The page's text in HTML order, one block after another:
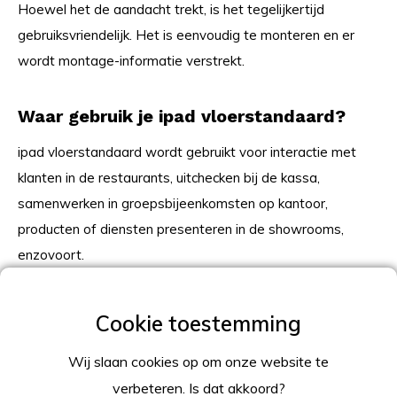
Hoewel het de aandacht trekt, is het tegelijkertijd
gebruiksvriendelijk. Het is eenvoudig te monteren en er
wordt montage-informatie verstrekt.
Waar gebruik je ipad vloerstandaard?
ipad vloerstandaard wordt gebruikt voor interactie met
klanten in de restaurants, uitchecken bij de kassa,
samenwerken in groepsbijeenkomsten op kantoor,
producten of diensten presenteren in de showrooms,
enzovoort.
evenementen, tentoonstellingen, winkels, pop-upshows,
conferenties, enz. Inderdaad, de gebruiksplaats hangt af
van hoe het te gebruiken. Daarom past het in alle
Wij slaan cookies op om onze website te
verbeteren. Is dat akkoord?